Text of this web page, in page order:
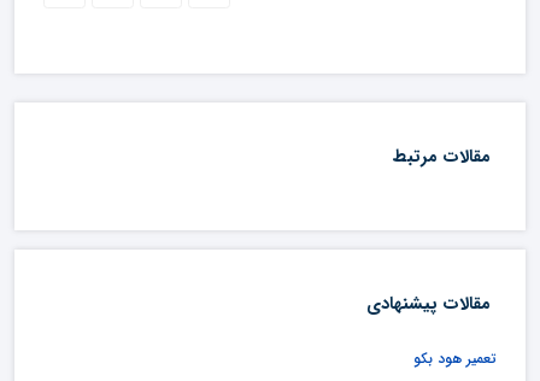
مقالات مرتبط
مقالات پیشنهادی
تعمیر هود بکو